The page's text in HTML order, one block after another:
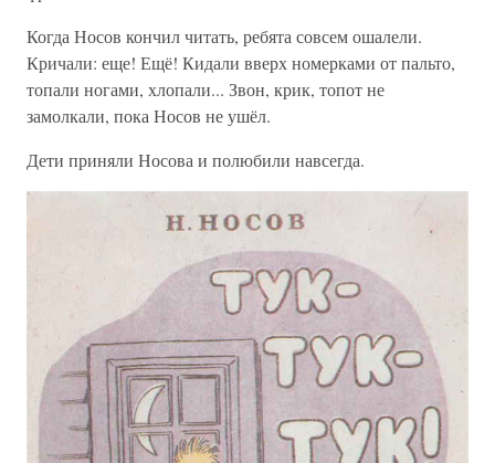
Когда Носов кончил читать, ребята совсем ошалели.
Кричали: еще! Ещё! Кидали вверх номерками от пальто,
топали ногами, хлопали... Звон, крик, топот не
замолкали, пока Носов не ушёл.
Дети приняли Носова и полюбили навсегда.